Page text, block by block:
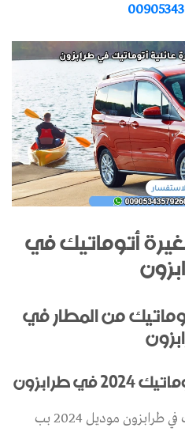
أتوماتيك في
من المطار في
طرابزون
موديل 2024 بب